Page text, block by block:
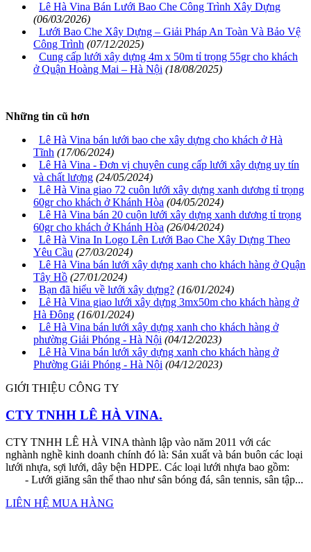
Lê Hà Vina Bán Lưới Bao Che Công Trình Xây Dựng
(06/03/2026)
Lưới Bao Che Xây Dựng – Giải Pháp An Toàn Và Bảo Vệ
Công Trình (07/12/2025)
Cung cấp lưới xây dựng 4m x 50m tỉ trọng 55gr cho khách
ở Quận Hoàng Mai – Hà Nội (18/08/2025)
Những tin cũ hơn
Lê Hà Vina bán lưới bao che xây dựng cho khách ở Hà
Tĩnh (17/06/2024)
Lê Hà Vina - Đơn vị chuyên cung cấp lưới xây dựng uy tín
và chất lượng (24/05/2024)
Lê Hà Vina giao 72 cuôn lưới xây dựng xanh dương tỉ trọng
60gr cho khách ở Khánh Hòa (04/05/2024)
Lê Hà Vina bán 20 cuộn lưới xây dựng xanh dương tỉ trọng
60gr cho khách ở Khánh Hòa (26/04/2024)
Lê Hà Vina In Logo Lên Lưới Bao Che Xây Dựng Theo
Yêu Cầu (27/03/2024)
Lê Hà Vina bán lưới xây dựng xanh cho khách hàng ở Quận
Tây Hồ (27/01/2024)
Bạn đã hiểu về lưới xây dựng? (16/01/2024)
Lê Hà Vina giao lưới xây dựng 3mx50m cho khách hàng ở
Hà Đông (16/01/2024)
Lê Hà Vina bán lưới xây dựng xanh cho khách hàng ở
phường Giải Phóng - Hà Nội (04/12/2023)
Lê Hà Vina bán lưới xây dựng xanh cho khách hàng ở
Phường Giải Phóng - Hà Nội (04/12/2023)
GIỚI THIỆU CÔNG TY
CTY TNHH LÊ HÀ VINA.
CTY TNHH LÊ HÀ VINA thành lập vào năm 2011 với các
nghành nghề kinh doanh chính đó là: Sản xuất và bán buôn các loại
lưới nhựa, sợi lưới, dây bện HDPE. Các loại lưới nhựa bao gồm:
- Lưới giăng sân thể thao như sân bóng đá, sân tennis, sân tập...
LIÊN HỆ MUA HÀNG